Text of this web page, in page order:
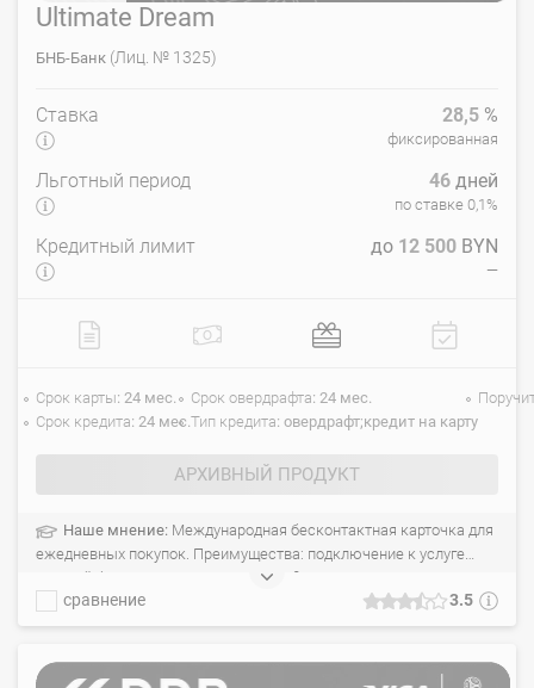
Ultimate Dream
БНБ-Банк (Лиц. № 1325)
3.5
сравнение
Ставка 28,5 %
фиксированная
Льготный период 46 дней
по ставке 0,1%
Кредитный лимит до 12 500 BYN
—
АРХИВНЫЙ ПРОДУКТ
Срок карты 24 мес.
Срок кредита 24 мес.
Срок овердрафта 24 мес.
Тип кредита овердрафт;кредит на карту
Наше мнение: Международная бесконтактная карточка для
ежедневных покупок. Преимущества: подключение к услуге
Личный банкир, консьерж-сервис Infinite, страхование поездок,
VISA LUXURY HOTEL, услуги «Ticket Exchange», приоритетный
сервис Visa в аэропорту «Минск», бесплатный imbanking.by,